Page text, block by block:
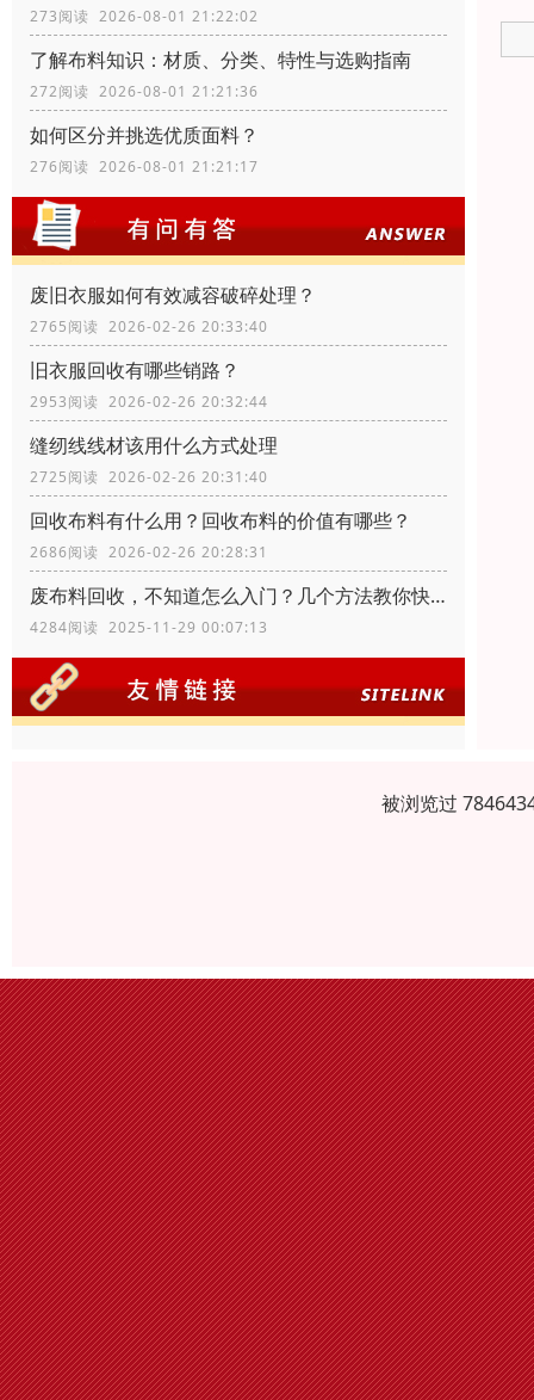
273阅读 2026-08-01 21:22:02
了解布料知识：材质、分类、特性与选购指南
272阅读 2026-08-01 21:21:36
如何区分并挑选优质面料？
276阅读 2026-08-01 21:21:17
废旧衣服如何有效减容破碎处理？
2765阅读 2026-02-26 20:33:40
旧衣服回收有哪些销路？
2953阅读 2026-02-26 20:32:44
缝纫线线材该用什么方式处理
2725阅读 2026-02-26 20:31:40
回收布料有什么用？回收布料的价值有哪些？
2686阅读 2026-02-26 20:28:31
废布料回收，不知道怎么入门？几个方法教你快速入门
4284阅读 2025-11-29 00:07:13
被浏览过